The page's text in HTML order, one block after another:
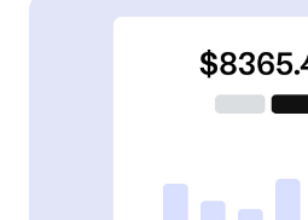
chains, including
Ethereum and Solana,
ways to bring liquidity
networks like Bitcoin
DeFi ecosystems. The
lower the barrier to
and developers, fostering